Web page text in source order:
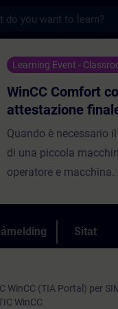
con TIA
Learning Event -
WinCC Comfort
attestazione
Quando è necessario
di una piccola
operatore e macchina.
creare e dinamizzare
e come progettare e
imparato sul
Sitat
WinCC (TIA Portal) per
WinCC